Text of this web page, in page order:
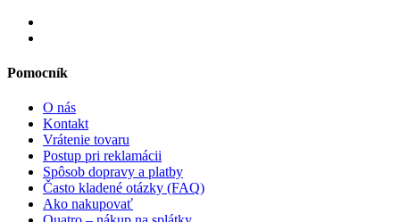
Pomocník
O nás
Kontakt
Vrátenie tovaru
Postup pri reklamácii
Spôsob dopravy a platby
Často kladené otázky (FAQ)
Ako nakupovať